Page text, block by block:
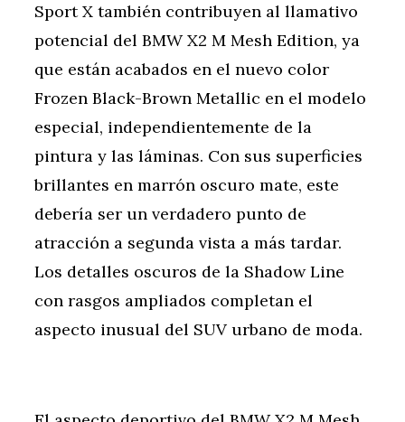
Sport X también contribuyen al llamativo
potencial del BMW X2 M Mesh Edition, ya
que están acabados en el nuevo color
Frozen Black-Brown Metallic en el modelo
especial, independientemente de la
pintura y las láminas. Con sus superficies
brillantes en marrón oscuro mate, este
debería ser un verdadero punto de
atracción a segunda vista a más tardar.
Los detalles oscuros de la Shadow Line
con rasgos ampliados completan el
aspecto inusual del SUV urbano de moda.